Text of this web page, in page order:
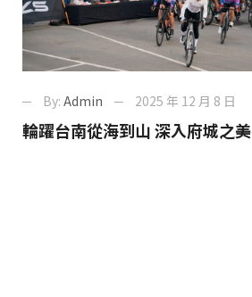
By: Admin 2025 年 12 月 8 日
輪躍台南從海到山 深入府城之美